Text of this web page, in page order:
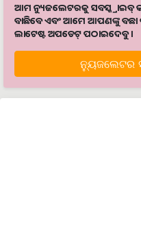
ଆମ ନ୍ୟୁଜଲେଟରକୁ ସବସ୍କ୍ରାଇବ୍
ବାଛିବେ ଏବଂ ଆମେ ଆପଣଙ୍କୁ ବଛା
ଲାଟେଷ୍ଟ ଅପଡେଟ୍‌ ପଠାଇଦେବୁ ।
ନ୍ୟୁଜଲେଟର